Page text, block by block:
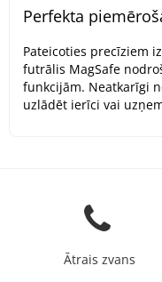
Perfekta
Pateicoties precīziem
futrālis MagSafe
funkcijām. Neatkarīgi
uzlādēt ierīci vai
Ātrais zvans